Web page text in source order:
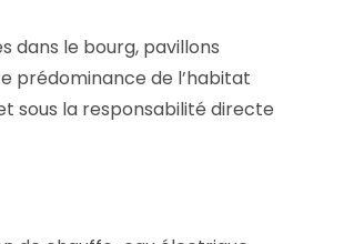
dans le bourg, pavillons
prédominance de l’habitat
sous la responsabilité directe